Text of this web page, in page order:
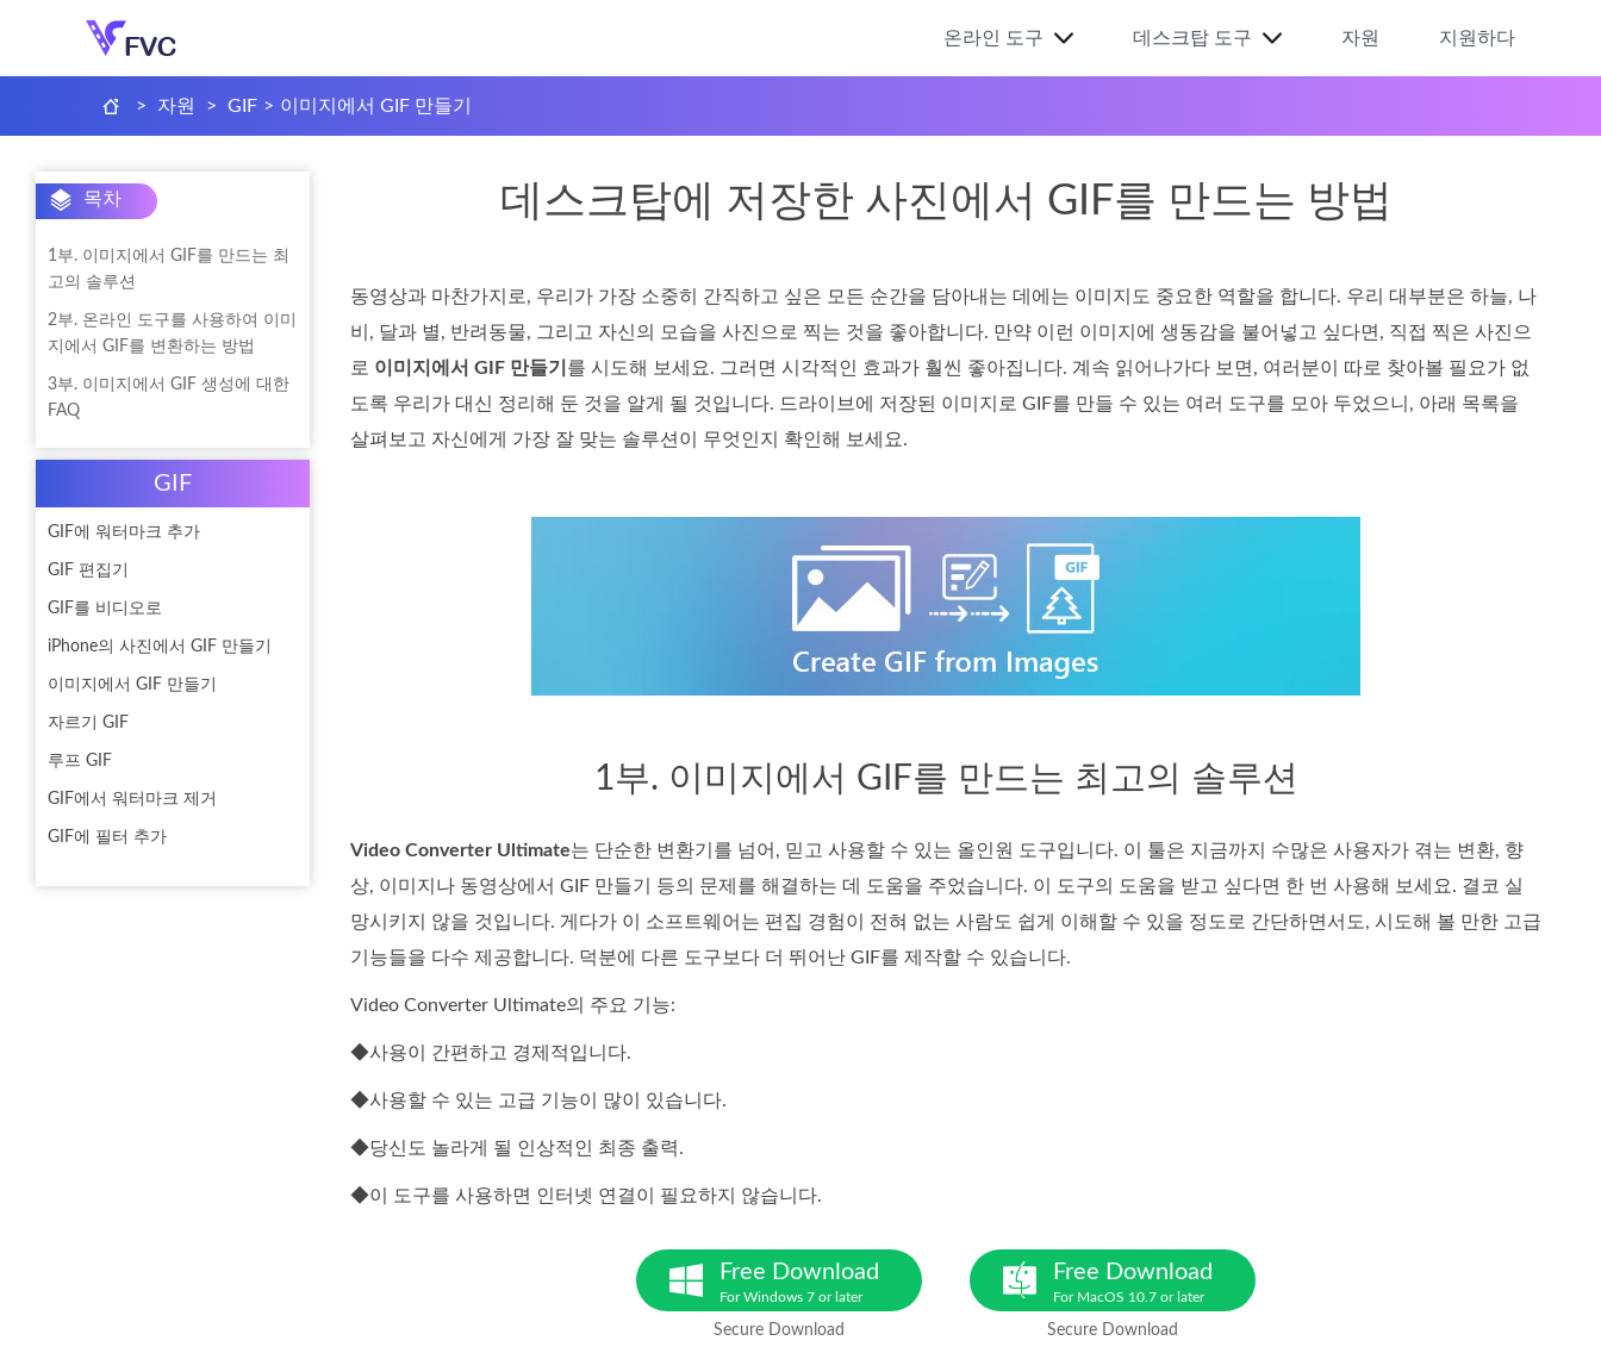
온라인 도구 데스크탑 도구 자원 지원하다
> 자원 > GIF > 이미지에서 GIF 만들기
목차
1부. 이미지에서 GIF를 만드는 최
고의 솔루션
2부. 온라인 도구를 사용하여 이미
지에서 GIF를 변환하는 방법
3부. 이미지에서 GIF 생성에 대한
FAQ
GIF
GIF에 워터마크 추가
GIF 편집기
GIF를 비디오로
iPhone의 사진에서 GIF 만들기
이미지에서 GIF 만들기
자르기 GIF
루프 GIF
GIF에서 워터마크 제거
GIF에 필터 추가
데스크탑에 저장한 사진에서 GIF를 만드는 방법
동영상과 마찬가지로, 우리가 가장 소중히 간직하고 싶은 모든 순간을 담아내는 데에는 이미지도 중요한 역할을 합니다. 우리 대부분은 하늘, 나
비, 달과 별, 반려동물, 그리고 자신의 모습을 사진으로 찍는 것을 좋아합니다. 만약 이런 이미지에 생동감을 불어넣고 싶다면, 직접 찍은 사진으
로 이미지에서 GIF 만들기 를 시도해 보세요. 그러면 시각적인 효과가 훨씬 좋아집니다. 계속 읽어나가다 보면, 여러분이 따로 찾아볼 필요가 없
도록 우리가 대신 정리해 둔 것을 알게 될 것입니다. 드라이브에 저장된 이미지로 GIF를 만들 수 있는 여러 도구를 모아 두었으니, 아래 목록을
살펴보고 자신에게 가장 잘 맞는 솔루션이 무엇인지 확인해 보세요.
1부. 이미지에서 GIF를 만드는 최고의 솔루션
Video Converter Ultimate는 단순한 변환기를 넘어, 믿고 사용할 수 있는 올인원 도구입니다. 이 툴은 지금까지 수많은 사용자가 겪는 변환, 향
상, 이미지나 동영상에서 GIF 만들기 등의 문제를 해결하는 데 도움을 주었습니다. 이 도구의 도움을 받고 싶다면 한 번 사용해 보세요. 결코 실
망시키지 않을 것입니다. 게다가 이 소프트웨어는 편집 경험이 전혀 없는 사람도 쉽게 이해할 수 있을 정도로 간단하면서도, 시도해 볼 만한 고급
기능들을 다수 제공합니다. 덕분에 다른 도구보다 더 뛰어난 GIF를 제작할 수 있습니다.
Video Converter Ultimate의 주요 기능:
◆사용이 간편하고 경제적입니다.
◆사용할 수 있는 고급 기능이 많이 있습니다.
◆당신도 놀라게 될 인상적인 최종 출력.
◆이 도구를 사용하면 인터넷 연결이 필요하지 않습니다.
Free Download
For Windows 7 or later
Secure Download
Free Download
For MacOS 10.7 or later
Secure Download